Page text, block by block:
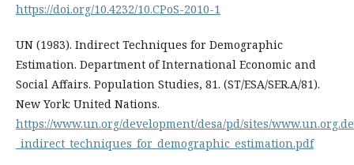
https://doi.org/10.4232/10.CPoS-2010-1
UN (1983). Indirect Techniques for Demographic
Estimation. Department of International Economic and
Social Affairs. Population Studies, 81. (ST/ESA/SER.A/81).
New York: United Nations.
https://www.un.org/development/desa/pd/sites/
_indirect_techniques_for_demographic_estimation.pdf